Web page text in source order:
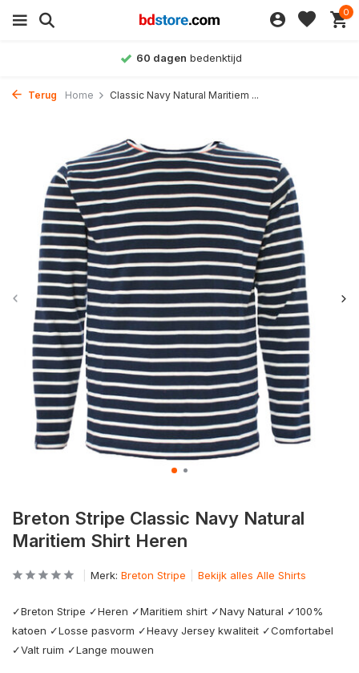
0
60 dagen bedenktijd
Terug Home Classic Navy Natural Maritiem ...
Breton Stripe Classic Navy Natural
Maritiem Shirt Heren
Merk: Breton Stripe Bekijk alles Alle Shirts
✓Breton Stripe ✓Heren ✓Maritiem shirt ✓Navy Natural ✓100%
katoen ✓Losse pasvorm ✓Heavy Jersey kwaliteit ✓Comfortabel
✓Valt ruim ✓Lange mouwen